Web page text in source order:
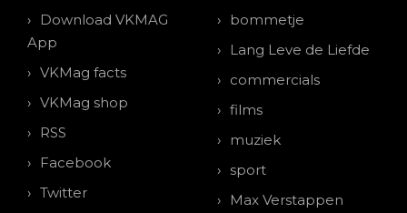
Download VKMAG
App
VKMag facts
VKMag shop
RSS
Facebook
Twitter
bommetje
Lang Leve de Liefde
commercials
films
muziek
sport
Max Verstappen